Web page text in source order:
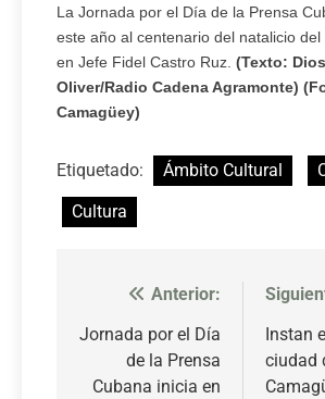
La Jornada por el Día de la Prensa
este año al centenario del natalicio del
en Jefe Fidel Castro Ruz. (Texto:
Oliver/Radio Cadena Agramonte)
Camagüey)
Etiquetado: Ámbito Cultural
Cultura
Navegación
de
entradas
Anterior:
Jornada por el Día
de la Prensa
Cubana inicia en
Instan
ciudad